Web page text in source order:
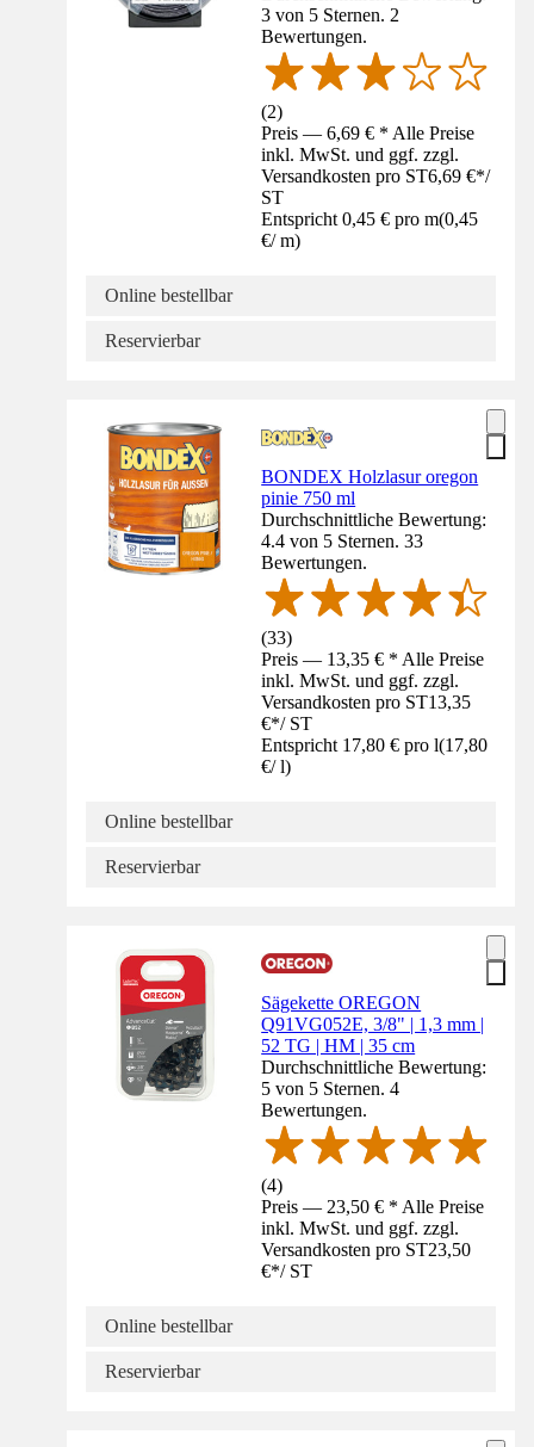
3 von 5 Sternen. 2
Bewertungen.
(2)
Preis — 6,69 € * Alle Preise
inkl. MwSt. und ggf. zzgl.
Versandkosten pro ST6,69 €*/
ST
Entspricht 0,45 € pro m(0,45
€/ m)
Online bestellbar
Reservierbar
BONDEX Holzlasur oregon
pinie 750 ml
Durchschnittliche Bewertung:
4.4 von 5 Sternen. 33
Bewertungen.
(33)
Preis — 13,35 € * Alle Preise
inkl. MwSt. und ggf. zzgl.
Versandkosten pro ST13,35
€*/ ST
Entspricht 17,80 € pro l(17,80
€/ l)
Online bestellbar
Reservierbar
Sägekette OREGON
Q91VG052E, 3/8" | 1,3 mm |
52 TG | HM | 35 cm
Durchschnittliche Bewertung:
5 von 5 Sternen. 4
Bewertungen.
(4)
Preis — 23,50 € * Alle Preise
inkl. MwSt. und ggf. zzgl.
Versandkosten pro ST23,50
€*/ ST
Online bestellbar
Reservierbar